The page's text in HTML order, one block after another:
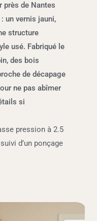
près de Nantes
un vernis jauni,
structure
usé. Fabriqué le
des bois
de décapage
ne pas abîmer
si
pression à 2.5
d’un ponçage